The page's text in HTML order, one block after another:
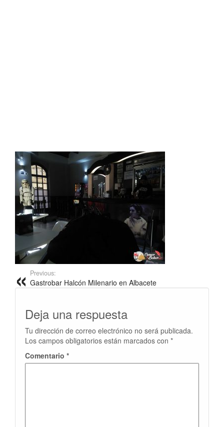
Previous:
Gastrobar Halcón Milenario en Albacete
Deja una respuesta
Tu dirección de correo electrónico no será publicada.
Los campos obligatorios están marcados con *
Comentario *